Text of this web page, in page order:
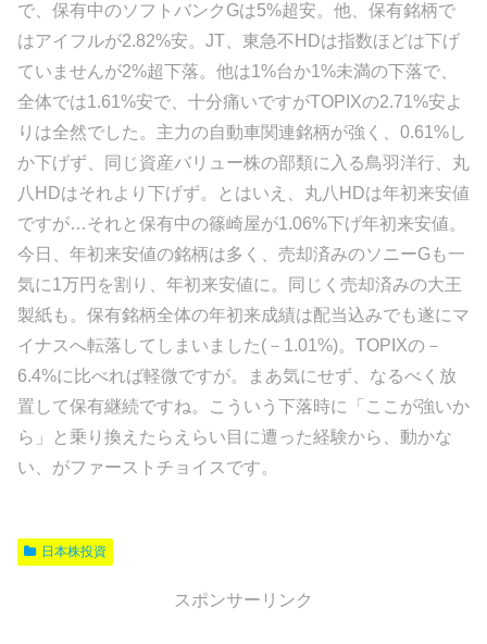
で、保有中のソフトバンクGは5%超安。他、保有銘柄で
はアイフルが2.82%安。JT、東急不HDは指数ほどは下げ
ていませんが2%超下落。他は1%台か1%未満の下落で、
全体では1.61%安で、十分痛いですがTOPIXの2.71%安よ
りは全然でした。主力の自動車関連銘柄が強く、0.61%し
か下げず、同じ資産バリュー株の部類に入る鳥羽洋行、丸
八HDはそれより下げず。とはいえ、丸八HDは年初来安値
ですが…それと保有中の篠崎屋が1.06%下げ年初来安値。
今日、年初来安値の銘柄は多く、売却済みのソニーGも一
気に1万円を割り、年初来安値に。同じく売却済みの大王
製紙も。保有銘柄全体の年初来成績は配当込みでも遂にマ
イナスへ転落してしまいました(－1.01%)。TOPIXの－
6.4%に比べれば軽微ですが。まあ気にせず、なるべく放
置して保有継続ですね。こういう下落時に「ここが強いか
ら」と乗り換えたらえらい目に遭った経験から、動かな
い、がファーストチョイスです。
日本株投資
スポンサーリンク